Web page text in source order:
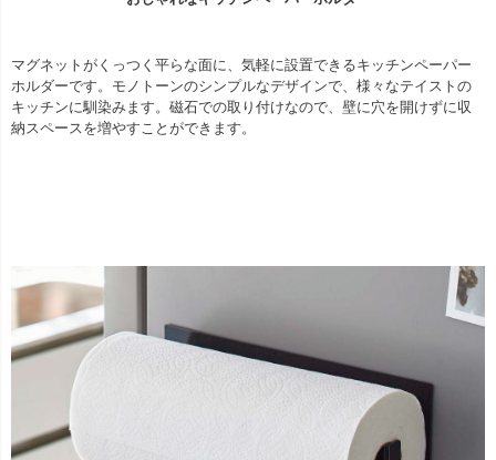
マグネットがくっつく平らな面に、気軽に設置できるキッチンペーパー
ホルダーです。モノトーンのシンプルなデザインで、様々なテイストの
キッチンに馴染みます。磁石での取り付けなので、壁に穴を開けずに収
納スペースを増やすことができます。